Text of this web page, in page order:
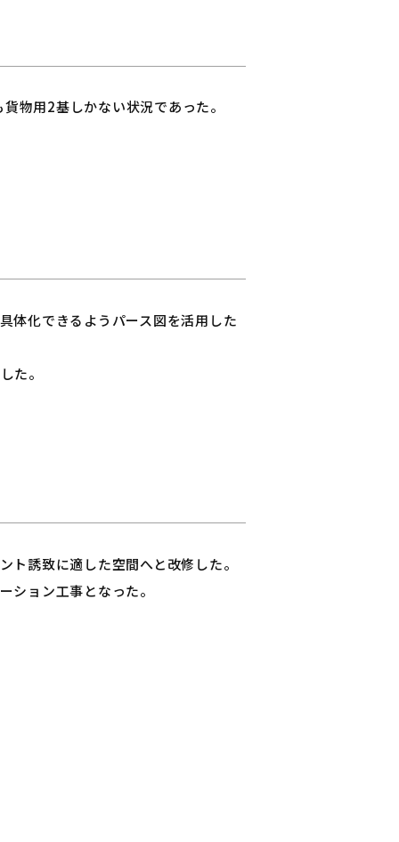
物用2基しかない状況であった。
体化できるようパース図を活用した
た。
誘致に適した空間へと改修した。
ション工事となった。